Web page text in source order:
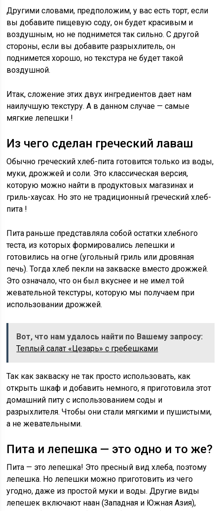
Другими словами, предположим, у вас есть торт, если
вы добавите пищевую соду, он будет красивым и
воздушным, но не поднимется так сильно. С другой
стороны, если вы добавите разрыхлитель, он
поднимется хорошо, но текстура не будет такой
воздушной.
Итак, сложение этих двух ингредиентов дает нам
наилучшую текстуру. А в данном случае —самые
мягкие лепешки !
Из чего сделан греческий лаваш
Обычно греческий хлеб-пита готовится только из воды,
муки, дрожжей и соли. Это классическая версия,
которую можно найти в продуктовых магазинах и
гриль-хаусах. Но это не традиционный греческий хлеб-
пита !
Пита раньше представляла собой остатки хлебного
теста, из которых формировались лепешки и
готовились на огне (угольный гриль или дровяная
печь). Тогда хлеб пекли на закваске вместо дрожжей.
Это означало, что он был вкуснее и не имел той
жевательной текстуры, которую мы получаем при
использовании дрожжей.
Вот, что нам удалось найти по Вашему запросу:
Теплый салат «Цезарь» с гребешками
Так как закваску не так просто использовать, как
открыть шкаф и добавить немного, я приготовила этот
домашний питу с использованием соды и
разрыхлителя. Чтобы они стали мягкими и пушистыми,
а не жевательными.
Пита и лепешка — это одно и то же?
Пита — это лепешка! Это пресный вид хлеба, поэтому
лепешка. Но лепешки можно приготовить из чего
угодно, даже из простой муки и воды. Другие виды
лепешек включают наан (Западная и Южная Азия),